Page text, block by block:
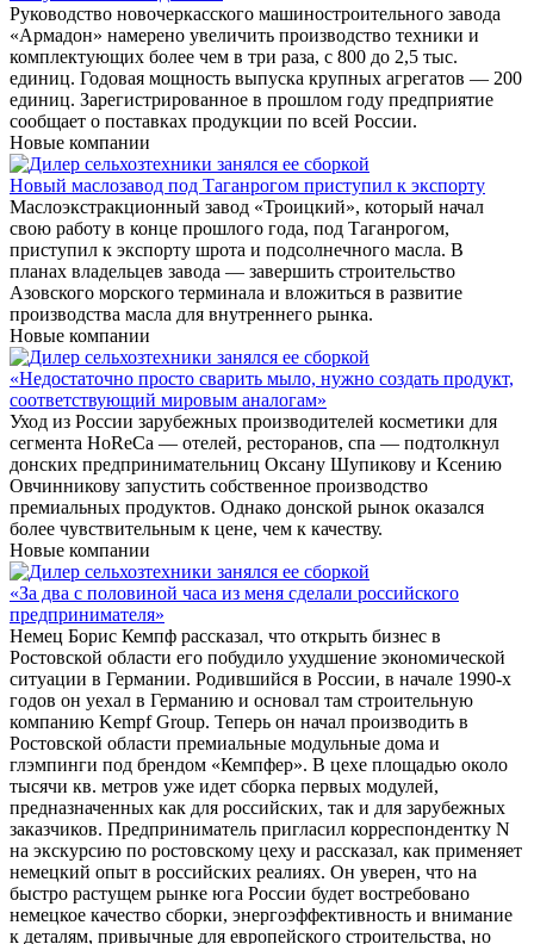
Руководство новочеркасского машиностроительного завода
«Армадон» намерено увеличить производство техники и
комплектующих более чем в три раза, с 800 до 2,5 тыс.
единиц. Годовая мощность выпуска крупных агрегатов — 200
единиц. Зарегистрированное в прошлом году предприятие
сообщает о поставках продукции по всей России.
Новые компании
Новый маслозавод под Таганрогом приступил к экспорту
Маслоэкстракционный завод «Троицкий», который начал
свою работу в конце прошлого года, под Таганрогом,
приступил к экспорту шрота и подсолнечного масла. В
планах владельцев завода — завершить строительство
Азовского морского терминала и вложиться в развитие
производства масла для внутреннего рынка.
Новые компании
«Недостаточно просто сварить мыло, нужно создать продукт,
соответствующий мировым аналогам»
Уход из России зарубежных производителей косметики для
сегмента HoReCa — отелей, ресторанов, спа — подтолкнул
донских предпринимательниц Оксану Шупикову и Ксению
Овчинникову запустить собственное производство
премиальных продуктов. Однако донской рынок оказался
более чувствительным к цене, чем к качеству.
Новые компании
«За два с половиной часа из меня сделали российского
предпринимателя»
Немец Борис Кемпф рассказал, что открыть бизнес в
Ростовской области его побудило ухудшение экономической
ситуации в Германии. Родившийся в России, в начале 1990-х
годов он уехал в Германию и основал там строительную
компанию Kempf Group. Теперь он начал производить в
Ростовской области премиальные модульные дома и
глэмпинги под брендом «Кемпфер». В цехе площадью около
тысячи кв. метров уже идет сборка первых модулей,
предназначенных как для российских, так и для зарубежных
заказчиков. Предприниматель пригласил корреспондентку N
на экскурсию по ростовскому цеху и рассказал, как применяет
немецкий опыт в российских реалиях. Он уверен, что на
быстро растущем рынке юга России будет востребовано
немецкое качество сборки, энергоэффективность и внимание
к деталям, привычные для европейского строительства, но